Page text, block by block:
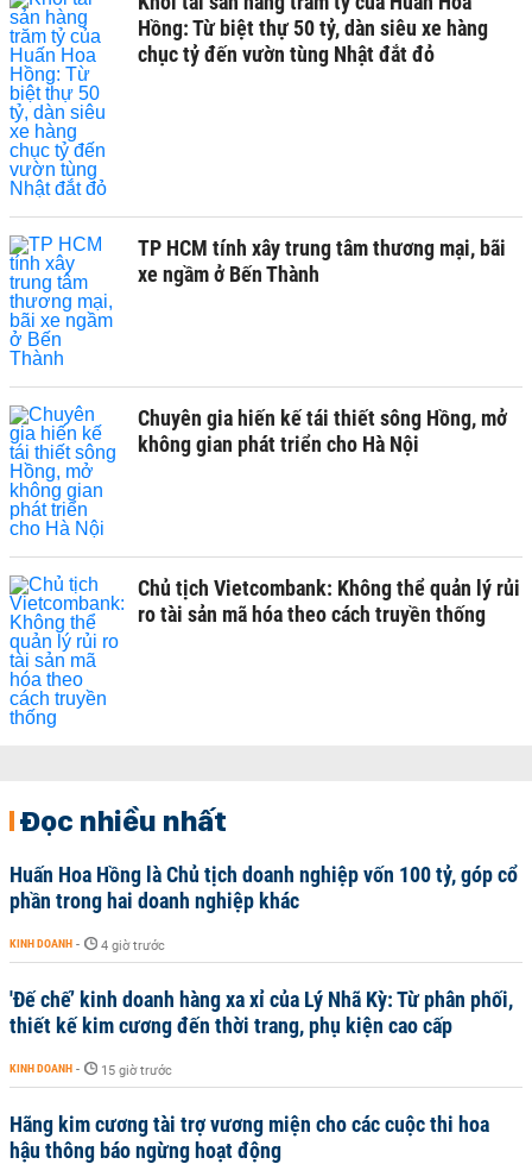
Hồng: Từ biệt thự 50 tỷ, dàn siêu xe hàng
chục tỷ đến vườn tùng Nhật đắt đỏ
TP HCM tính xây trung tâm thương mại, bãi
xe ngầm ở Bến Thành
Chuyên gia hiến kế tái thiết sông Hồng, mở
không gian phát triển cho Hà Nội
Chủ tịch Vietcombank: Không thể quản lý rủi
ro tài sản mã hóa theo cách truyền thống
Đọc nhiều nhất
Huấn Hoa Hồng là Chủ tịch doanh nghiệp vốn 100 tỷ, góp cổ
phần trong hai doanh nghiệp khác
KINH DOANH - 4 giờ trước
'Đế chế’ kinh doanh hàng xa xỉ của Lý Nhã Kỳ: Từ phân phối,
thiết kế kim cương đến thời trang, phụ kiện cao cấp
KINH DOANH - 15 giờ trước
Hãng kim cương tài trợ vương miện cho các cuộc thi hoa
hậu thông báo ngừng hoạt động